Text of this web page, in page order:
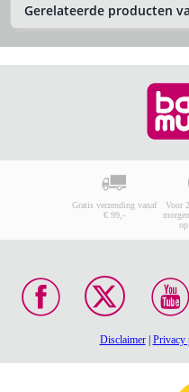
Gerelateerde producten
Gratis verzending vanaf
€ 99,-
Voor
Disclaimer| Privacy